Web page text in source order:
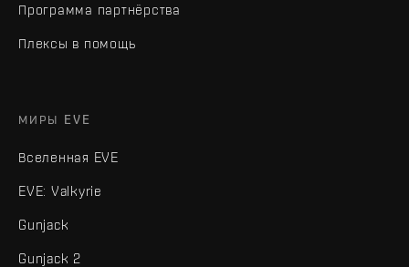
Программа партнёрства
Плексы в помощь
МИРЫ EVE
Вселенная EVE
EVE: Valkyrie
Gunjack
Gunjack 2